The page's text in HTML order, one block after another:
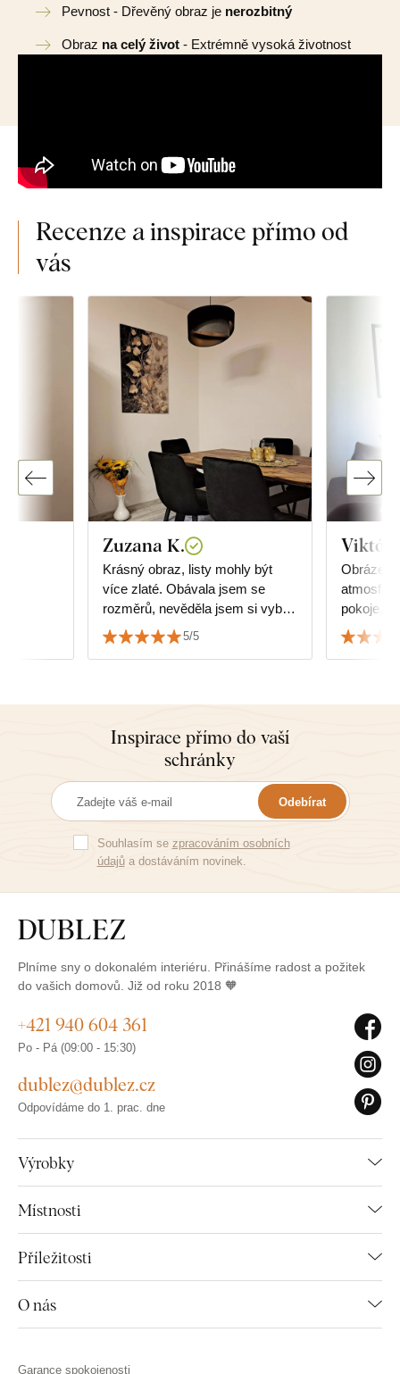
Pevnost - Dřevěný obraz je nerozbitný
Obraz na celý život - Extrémně vysoká životnost
Recenze a inspirace přímo od
vás
Zuzana K.
Krásný obraz, listy mohly být
více zlaté. Obávala jsem se
rozměrů, nevěděla jsem si vybrat
jakou velikost obrazu, ale
dokonale pasuje a ladí k nábytku.
5/5
Obrázek
pokoje,
Jsem
i
Inspirace přímo do vaší
schránky
Odebírat
Souhlasím se zpracováním osobních
údajůa dostáváním novinek.
Plníme sny o dokonalém interiéru. Přinášíme radost a požitek
do vašich domovů. Již od roku 2018 🧡
Výrobky
Místnosti
Příležitosti
O nás
+421 940 604 361
Po - Pá (09:00 - 15:30)
dublez@dublez.cz
Odpovídáme do 1. prac. dne
Garance spokojenosti